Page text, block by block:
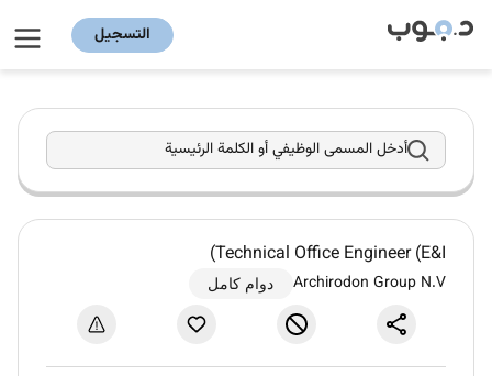
التسجيل
أدخل المسمى الوظيفي أو الكلمة الرئيسية
Technical Office Engineer (E&I)
Archirodon Group N.V دوام كامل